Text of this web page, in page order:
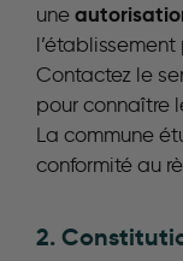
une
Contactez le
pour connaître
La commune
conformité au
2.